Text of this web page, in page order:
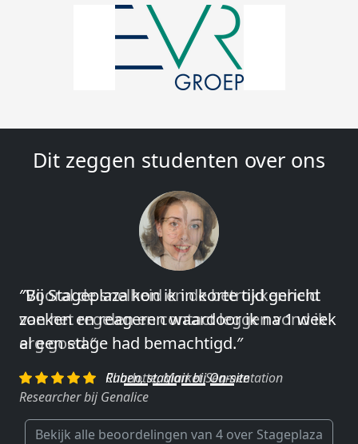
Dit zeggen studenten over ons
″Vooral de snelheid en de betrokkenheid
van het regelen en contact leggen vond ik
erg goed.″
Charlotte, Market Segmentation
Researcher bij Genalice
Bekijk alle beoordelingen van 4 over Stageplaza